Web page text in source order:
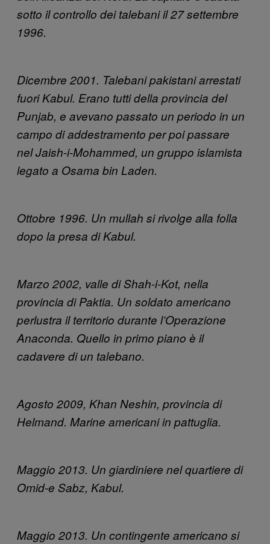
sotto il controllo dei talebani il 27 settembre
1996.
Dicembre 2001. Talebani pakistani arrestati
fuori Kabul. Erano tutti della provincia del
Punjab, e avevano passato un periodo in un
campo di addestramento per poi passare
nelJaish-i-Mohammed, un gruppo islamista
legato a Osama bin Laden.
Ottobre 1996. Un mullah si rivolge alla folla
dopo la presa di Kabul.
Marzo 2002, valle di Shah-i-Kot, nella
provincia di Paktia. Un soldato americano
perlustra il territorio durante l’Operazione
Anaconda. Quello in primo piano è il
cadavere di un talebano.
Agosto 2009, Khan Neshin, provincia di
Helmand. Marine americani in pattuglia.
Maggio 2013. Un giardiniere nel quartiere di
Omid-e Sabz, Kabul.
Maggio 2013. Un contingente americano si